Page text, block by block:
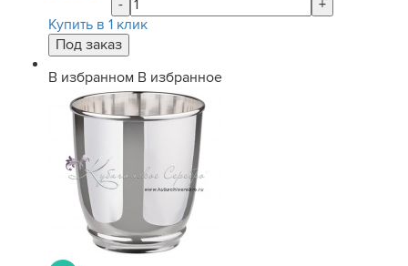
-
+
Купить в 1 клик
В избранном В избранное